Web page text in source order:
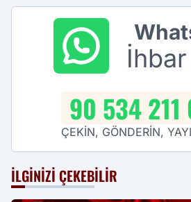
İhbar
90 534 211
ÇEKİN, GÖNDERİN,
İLGINIZI ÇEKEBILIR